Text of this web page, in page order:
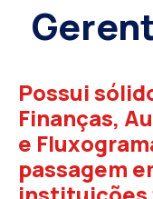
Possui
Finanças,
e
passagem